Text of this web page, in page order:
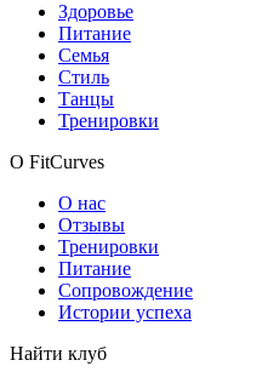
Здоровье
Питание
Семья
Стиль
Танцы
Тренировки
О FitCurves
О нас
Отзывы
Тренировки
Питание
Сопровождение
Истории успеха
Найти клуб